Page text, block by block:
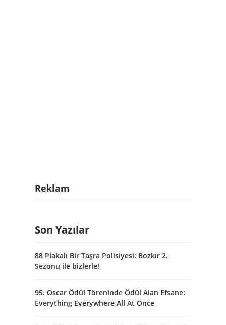
Reklam
Son Yazılar
88 Plakalı Bir Taşra Polisiyesi: Bozkır 2.
Sezonu ile bizlerle!
95. Oscar Ödül Töreninde Ödül Alan Efsane:
Everything Everywhere All At Once